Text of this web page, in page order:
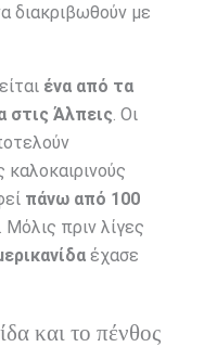
διακριβωθούν με
ένα από τα
στις Άλπεις. Οι
καλοκαιρινούς
πάνω από 100
πριν λίγες
έχασε
και το πένθος